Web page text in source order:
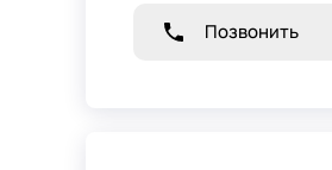
Позвонить